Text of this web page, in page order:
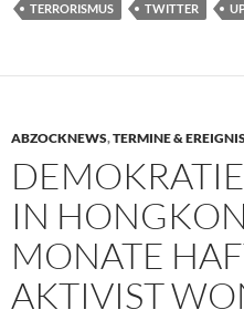
TERRORISMUS
TWITTER
ABZOCKNEWS,TERMINE &
IN
MONATE
AKTIVIST